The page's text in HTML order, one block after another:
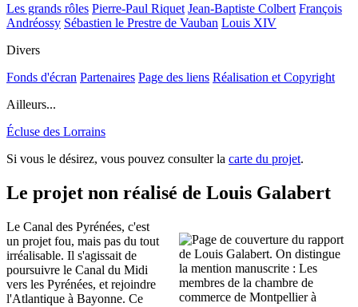
Les grands rôles Pierre-Paul Riquet Jean-Baptiste Colbert François
Andréossy Sébastien le Prestre de Vauban Louis XIV
Divers
Fonds d'écran Partenaires Page des liens Réalisation et Copyright
Ailleurs...
Écluse des Lorrains
Si vous le désirez, vous pouvez consulter la carte du projet.
Le projet non réalisé de Louis Galabert
Le Canal des Pyrénées, c'est
un projet fou, mais pas du tout
irréalisable. Il s'agissait de
poursuivre le Canal du Midi
vers les Pyrénées, et rejoindre
l'Atlantique à Bayonne. Ce